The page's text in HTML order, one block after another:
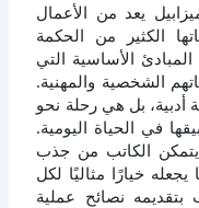
يعد من الأعمال
الكثير من الحكمة
الأساسية التي
الشخصية والمهنية.
أدبية، بل هي رحلة نحو
في الحياة اليومية.
الكاتب من جذب
خيارًا مثاليًا لكل
بتقديمه نصائح عملية